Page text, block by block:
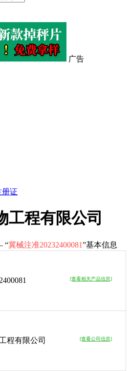
广告
册证
工程有限公司
“冀械注准20232400081”基本信息
[查看相关产品信息]
程有限公司 [查看公司信息]